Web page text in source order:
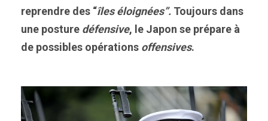
reprendre des “îles éloignées”. Toujours dans
une posture défensive, le Japon se prépare à
de possibles opérations offensives.